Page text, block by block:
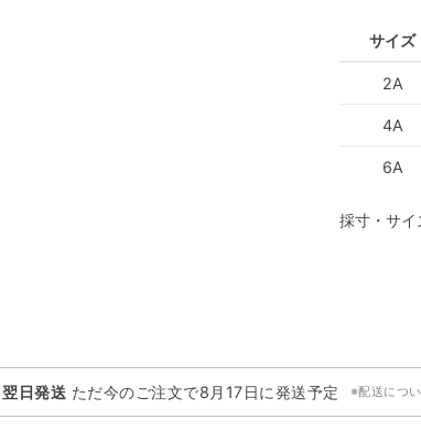
サイズ
2A
4A
6A
採寸・サイ
日発送 ただ今のご注文で8月17日に発送予定 ※配送につ